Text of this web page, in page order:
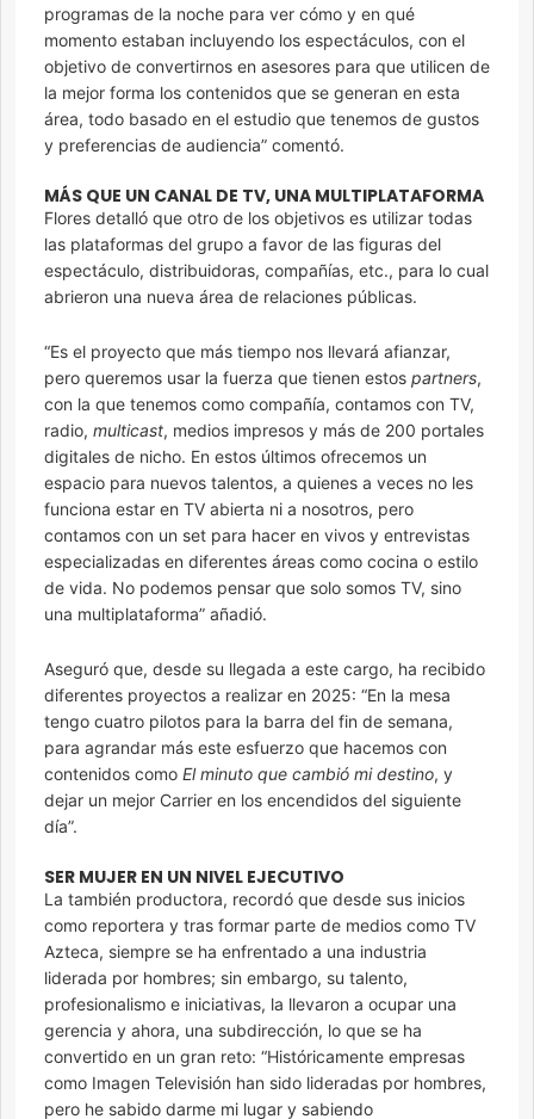
programas de la noche para ver cómo y en qué
momento estaban incluyendo los espectáculos, con el
objetivo de convertirnos en asesores para que utilicen de
la mejor forma los contenidos que se generan en esta
área, todo basado en el estudio que tenemos de gustos
y preferencias de audiencia” comentó.
MÁS QUE UN CANAL DE TV, UNA MULTIPLATAFORMA
Flores detalló que otro de los objetivos es utilizar todas
las plataformas del grupo a favor de las figuras del
espectáculo, distribuidoras, compañías, etc., para lo cual
abrieron una nueva área de relaciones públicas.
“Es el proyecto que más tiempo nos llevará afianzar,
pero queremos usar la fuerza que tienen estos partners,
con la que tenemos como compañía, contamos con TV,
radio, multicast, medios impresos y más de 200 portales
digitales de nicho. En estos últimos ofrecemos un
espacio para nuevos talentos, a quienes a veces no les
funciona estar en TV abierta ni a nosotros, pero
contamos con un set para hacer en vivos y entrevistas
especializadas en diferentes áreas como cocina o estilo
de vida. No podemos pensar que solo somos TV, sino
una multiplataforma” añadió.
Aseguró que, desde su llegada a este cargo, ha recibido
diferentes proyectos a realizar en 2025: “En la mesa
tengo cuatro pilotos para la barra del fin de semana,
para agrandar más este esfuerzo que hacemos con
contenidos como El minuto que cambió mi destino, y
dejar un mejor Carrier en los encendidos del siguiente
día”.
SER MUJER EN UN NIVEL EJECUTIVO
La también productora, recordó que desde sus inicios
como reportera y tras formar parte de medios como TV
Azteca, siempre se ha enfrentado a una industria
liderada por hombres; sin embargo, su talento,
profesionalismo e iniciativas, la llevaron a ocupar una
gerencia y ahora, una subdirección, lo que se ha
convertido en un gran reto: “Históricamente empresas
como Imagen Televisión han sido lideradas por hombres,
pero he sabido darme mi lugar y sabiendo